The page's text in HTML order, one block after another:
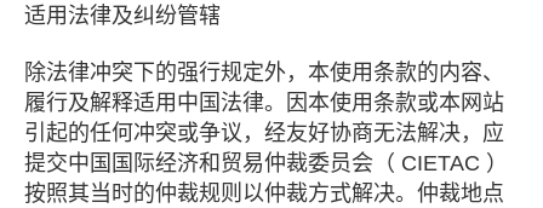
适用法律及纠纷管辖
除法律冲突下的强行规定外，本使用条款的内容、
履行及解释适用中国法律。因本使用条款或本网站
引起的任何冲突或争议，经友好协商无法解决，应
提交中国国际经济和贸易仲裁委员会（ CIETAC ）
按照其当时的仲裁规则以仲裁方式解决。仲裁地点